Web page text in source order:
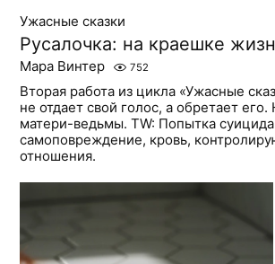
Ужасные сказки
Русалочка: на краешке
Мара Винтер 752
Вторая работа из цикла «Ужасные
не отдает свой голос, а обретает
матери-ведьмы. TW: Попытка
самоповреждение, кровь,
отношения.